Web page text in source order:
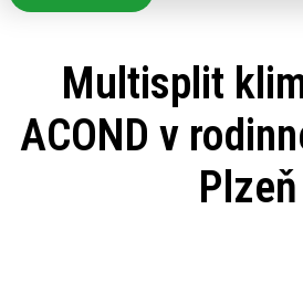
Multisplit
ACOND v
Plzeň